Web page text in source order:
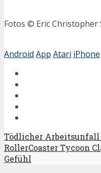
Fotos © Eric Christopher
Android App Atari iPhone
Tödlicher
RollerCoaster Tycoon
Gefühl